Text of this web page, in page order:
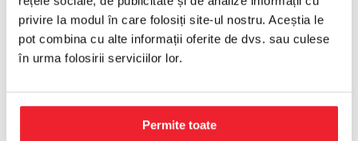
privire la modul în care folosiți site-ul nostru. Aceștia le
pot combina cu alte informații oferite de dvs. sau culese
în urma folosirii serviciilor lor.
Permite toate
Placi compactoare
Cilindrii compactori
Slefuire, finisare
Slefuire, finisare
Slefuitoare monodisc multifunctionale
Elicoptere finisare beton
Accesorii elicopterizare
Pietre slefuire pardoseli